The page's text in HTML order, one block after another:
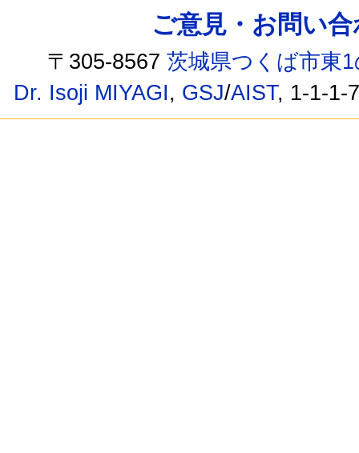
ご意見・お問い
〒305-8567茨城県つくば市東
Dr. Isoji MIYAGI, GSJ/AIST, 1-1-1-